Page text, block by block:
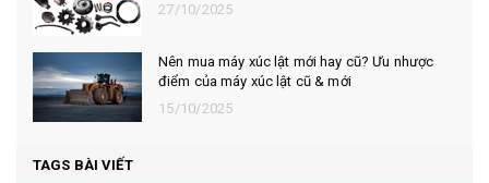
27/10/2025
Nên mua máy xúc lật mới hay cũ? Ưu nhược
điểm của máy xúc lật cũ & mới
15/10/2025
TAGS BÀI VIẾT